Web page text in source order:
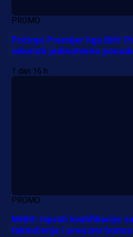
PROMO
Počinje Premijer liga BiH:
iskoristi jedinstvenu
1 dan 16 h
PROMO
MrBit: Isprati kvalifikacije
takmičenja i preuzmi